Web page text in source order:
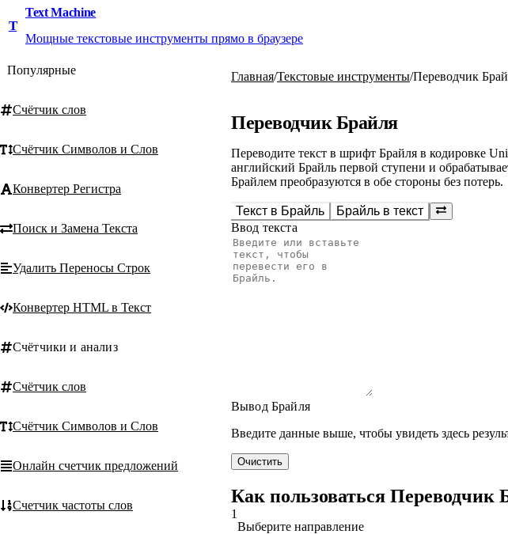
T
Text Machine
Мощные текстовые инструменты прямо в браузере
Популярные
Счётчик слов
Счётчик Символов и Слов
Конвертер Регистра
Поиск и Замена Текста
Удалить Переносы Строк
Конвертер HTML в Текст
Счётчики и анализ
Счётчик слов
Счётчик Символов и Слов
Онлайн счетчик предложений
Счетчик частоты слов
Главная/Текстовые инструменты/Переводчик
Переводчик Брайля
Переводите текст в шрифт Брайля в кодировке
английский Брайль первой ступени и
Брайлем преобразуются в обе стороны без потерь.
Текст в Брайль
Брайль в текст
Ввод текста
Вывод Брайля
Введите данные выше, чтобы увидеть здесь
Очистить
Как пользоваться Переводчик
1
Выберите направление